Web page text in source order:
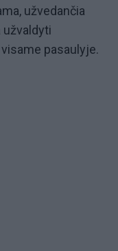
užvedančia
užvaldyti
pasaulyje.